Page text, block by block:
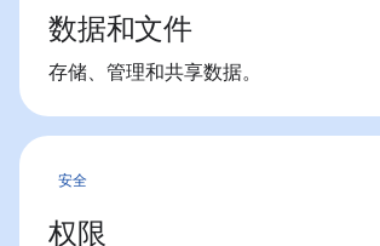
数据和文件
存储、管理和共享数据。
安全
权限